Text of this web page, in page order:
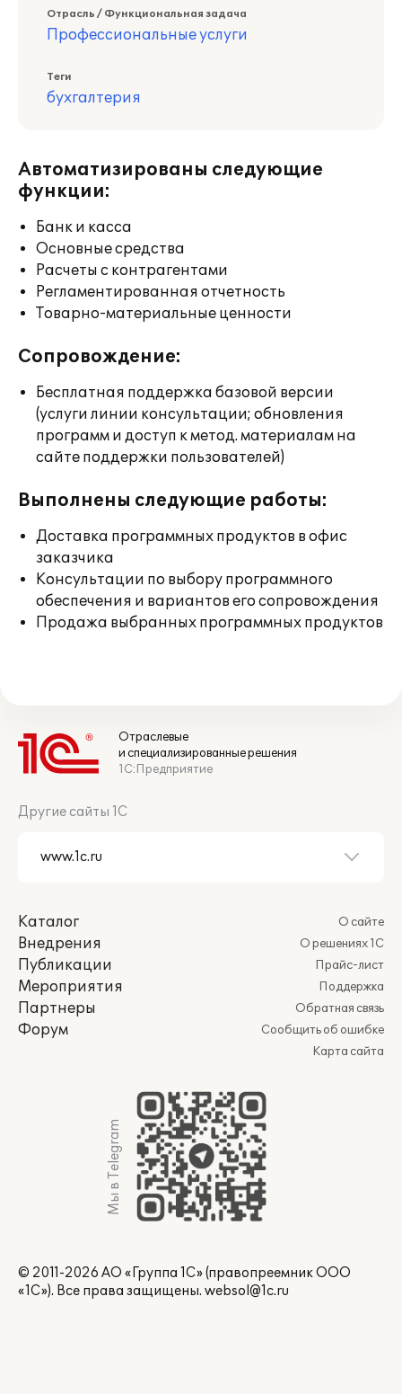
Отрасль / Функциональная задача
Профессиональные услуги
Теги
бухгалтерия
Автоматизированы следующие
функции:
Банк и касса
Основные средства
Расчеты с контрагентами
Регламентированная отчетность
Товарно-материальные ценности
Сопровождение:
Бесплатная поддержка базовой версии
(услуги линии консультации; обновления
программ и доступ к метод. материалам на
сайте поддержки пользователей)
Выполнены следующие работы:
Доставка программных продуктов в офис
заказчика
Консультации по выбору программного
обеспечения и вариантов его сопровождения
Продажа выбранных программных продуктов
Отраслевые
и специализированные решения
1С:Предприятие
Другие сайты 1С
Каталог
Внедрения
Публикации
Мероприятия
Партнеры
Форум
О сайте
О решениях 1С
Прайс-лист
Поддержка
Обратная связь
Сообщить об ошибке
Карта сайта
Мы в Telegram
© 2011-2026 АО «Группа 1С» (правопреемник ООО
«1С»). Все права защищены. websol@1c.ru